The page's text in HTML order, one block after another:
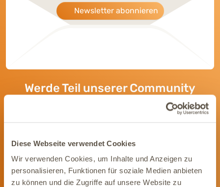
Diese Webseite verwendet Cookies
Wir verwenden Cookies, um Inhalte und Anzeigen zu
personalisieren, Funktionen für soziale Medien anbieten
zu können und die Zugriffe auf unsere Website zu
Newsletter abonnieren
Werde Teil unserer Community
Bleib immer auf dem Laufenden und vernetze Dich mit uns auf
Social Media. Unsere Kanäle bieten Dir aktuelle News und